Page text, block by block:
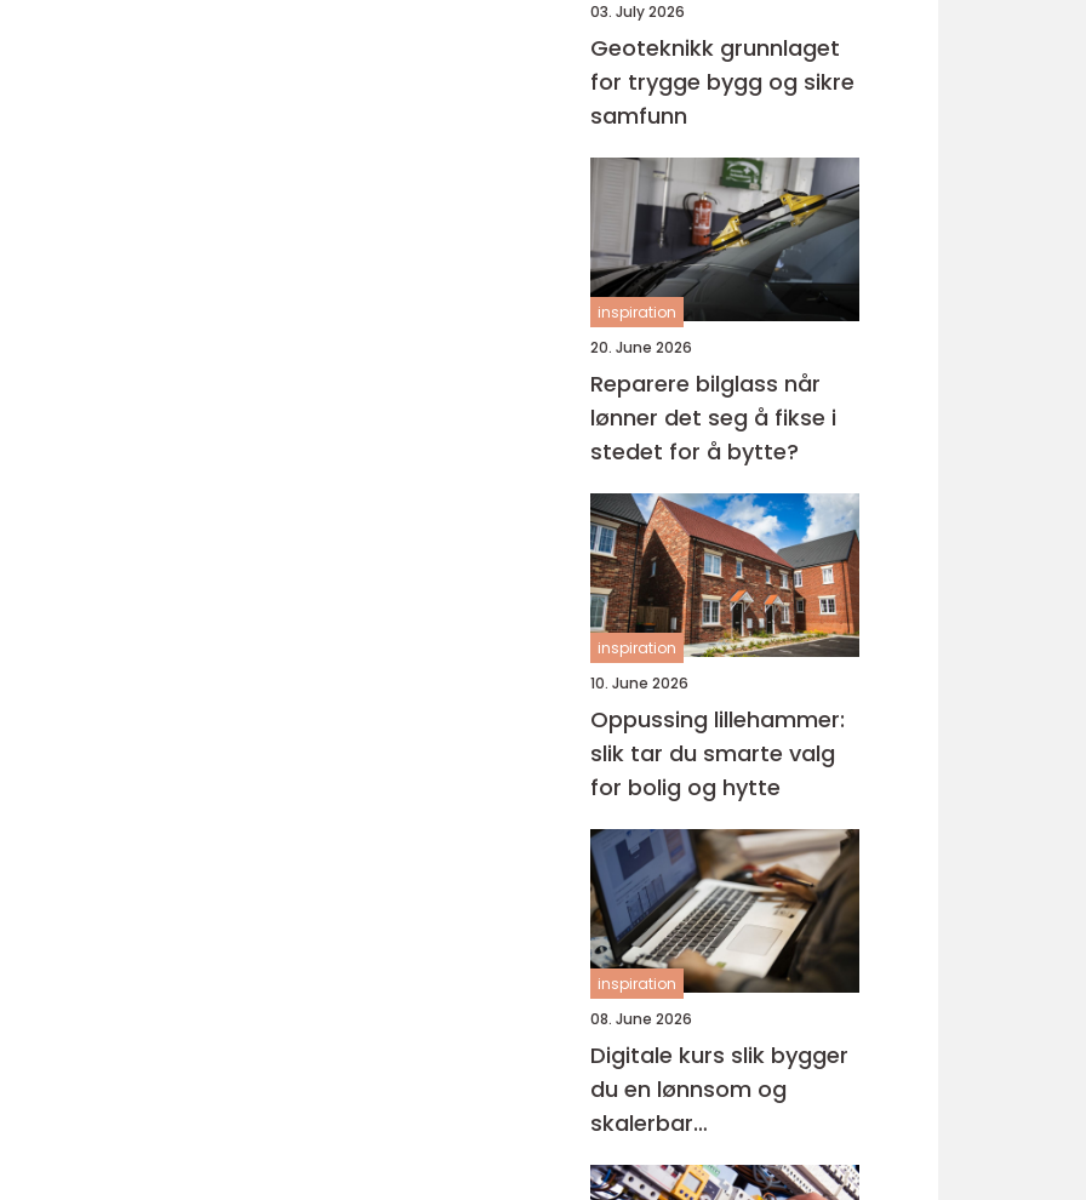
03. July 2026
Geoteknikk grunnlaget
for trygge bygg og sikre
samfunn
inspiration
20. June 2026
Reparere bilglass når
lønner det seg å fikse i
stedet for å bytte?
inspiration
10. June 2026
Oppussing lillehammer:
slik tar du smarte valg
for bolig og hytte
inspiration
08. June 2026
Digitale kurs slik bygger
du en lønnsom og
skalerbar
kunnskapsbedrift